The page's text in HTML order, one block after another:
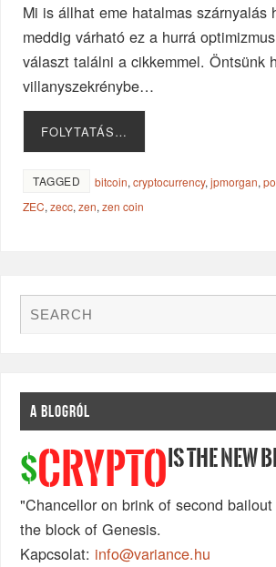
Mi is állhat eme hatalmas szárnyalás
meddig várható ez a hurrá
választ találni a cikkemmel. Öntsünk
villanyszekrénybe…
FOLYTATÁS…
TAGGED bitcoin,cryptocurrency,jpmorgan,
ZEC,zecc,zen,zen coin
A BLOGRÓL
$CRYPTO IS THE NEW
"Chancellor on brink of second
the block of Genesis.
Kapcsolat: info@variance.hu